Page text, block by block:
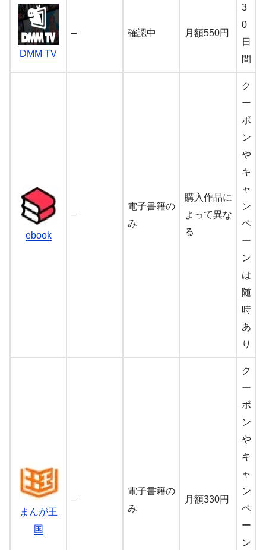
DMM TV
– 確認中 月額550円
3
0
日
間
ebook
–
電子書籍の
み
購入作品に
よって異な
る
ク
ー
ポ
ン
や
キ
ャ
ン
ペ
ー
ン
は
随
時
あ
り
まんが王
国
–
電子書籍の
み
月額330円
ク
ー
ポ
ン
や
キ
ャ
ン
ペ
ー
ン